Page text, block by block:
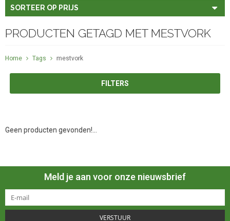
SORTEER OP PRIJS
PRODUCTEN GETAGD MET MESTVORK
Home Tags mestvork
FILTERS
Geen producten gevonden!...
Meld je aan voor onze nieuwsbrief
VERSTUUR